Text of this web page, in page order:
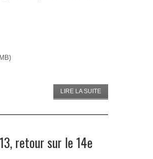
LIRE LA SUITE
retour sur le 14e